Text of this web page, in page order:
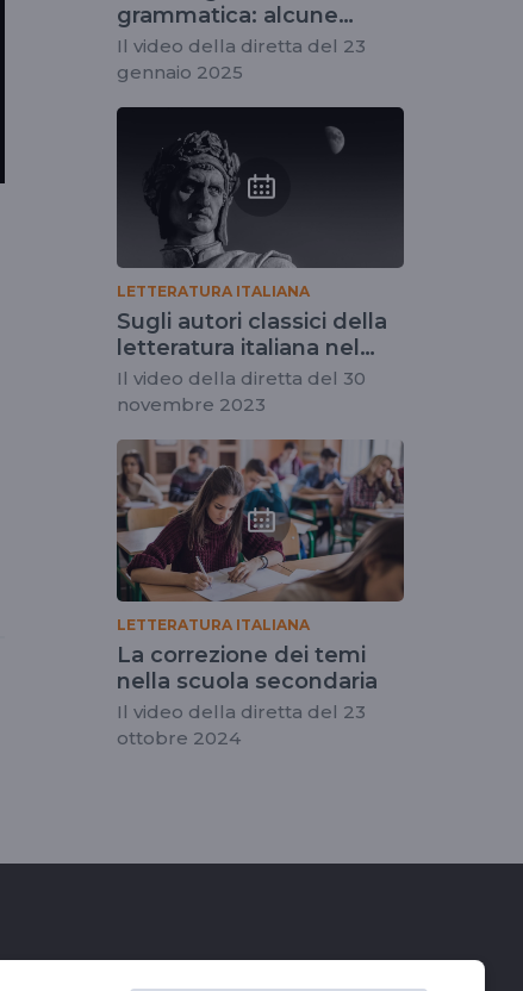
grammatica: alcune
proposte
Il video della diretta del 23
gennaio 2025
LETTERATURA ITALIANA
Sugli autori classici della
letteratura italiana nel
web
Il video della diretta del 30
novembre 2023
LETTERATURA ITALIANA
La correzione dei temi
nella scuola secondaria
Il video della diretta del 23
ottobre 2024